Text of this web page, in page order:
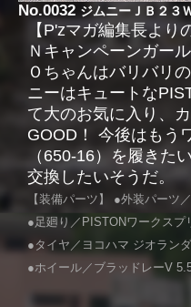
No.0032 ジムニーＪＢ２３
【P'zマガ編集長より
Ｎキャンペーンガー
Ｏちゃんはバリバリ
ニーはキュートな
て大のお気に入り、
GOOD！ 今後はもう
（650-16）を履きた
交換したいそうだ。
【装備パーツ】 ●外装パーツ
●足廻り／PISTONワークスプ
●タイヤ／ヨコハマ ジオラン
●ホイール／ブラッドレーV